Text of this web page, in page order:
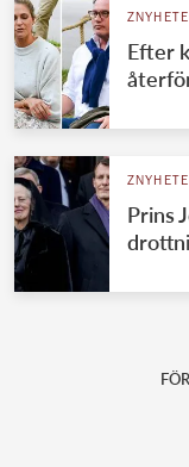
Efter
Prins